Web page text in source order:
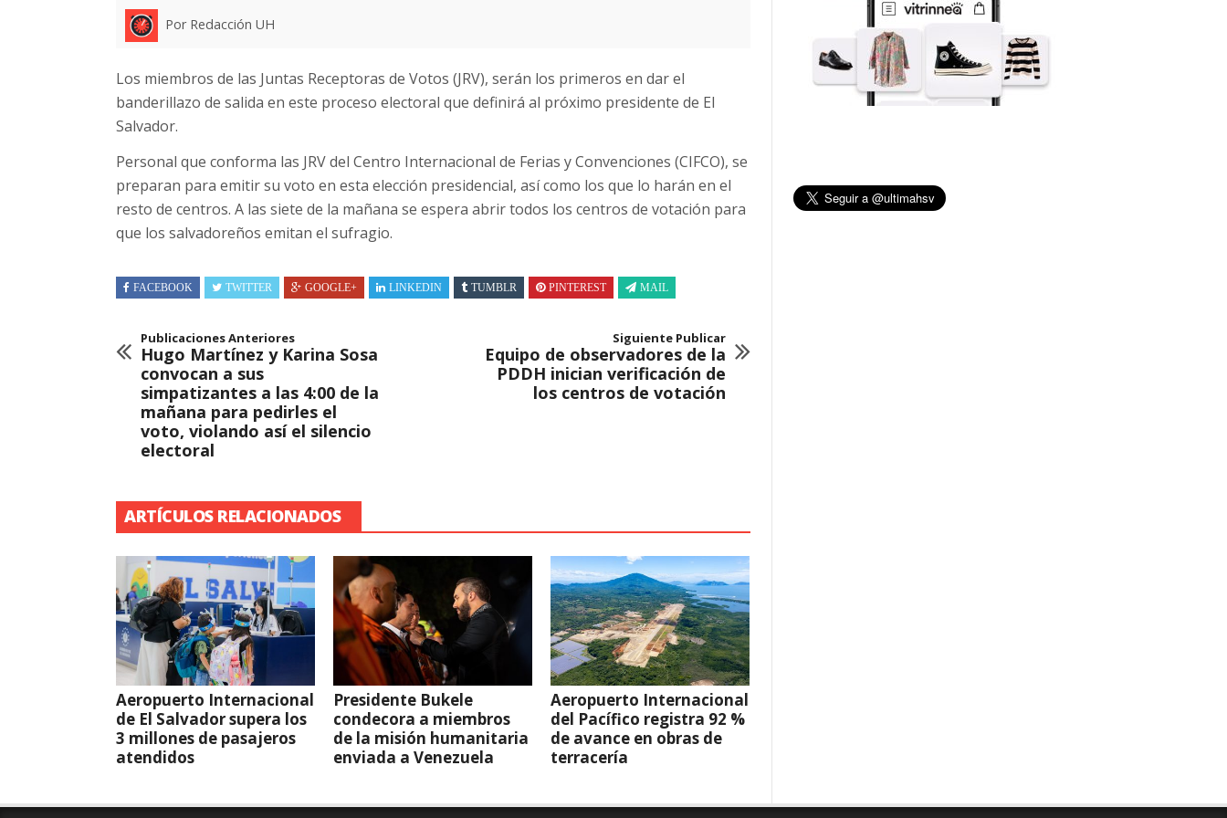
Por Redacción UH
Los miembros de las Juntas Receptoras de Votos (JRV), serán los primeros en dar el
banderillazo de salida en este proceso electoral que definirá al próximo presidente de El
Salvador.
Personal que conforma las JRV del Centro Internacional de Ferias y Convenciones (CIFCO), se
preparan para emitir su voto en esta elección presidencial, así como los que lo harán en el
resto de centros. A las siete de la mañana se espera abrir todos los centros de votación para
que los salvadoreños emitan el sufragio.
FACEBOOK TWITTER GOOGLE+ LINKEDIN TUMBLR PINTEREST MAIL
Publicaciones Anteriores
Hugo Martínez y Karina Sosa
convocan a sus
simpatizantes a las 4:00 de la
mañana para pedirles el
voto, violando así el silencio
electoral
Siguiente Publicar
Equipo de observadores de la
PDDH inician verificación de
los centros de votación
ARTÍCULOS RELACIONADOS
Aeropuerto Internacional
de El Salvador supera los
3 millones de pasajeros
atendidos
Presidente Bukele
condecora a miembros
de la misión humanitaria
enviada a Venezuela
Aeropuerto Internacional
del Pacífico registra 92 %
de avance en obras de
terracería